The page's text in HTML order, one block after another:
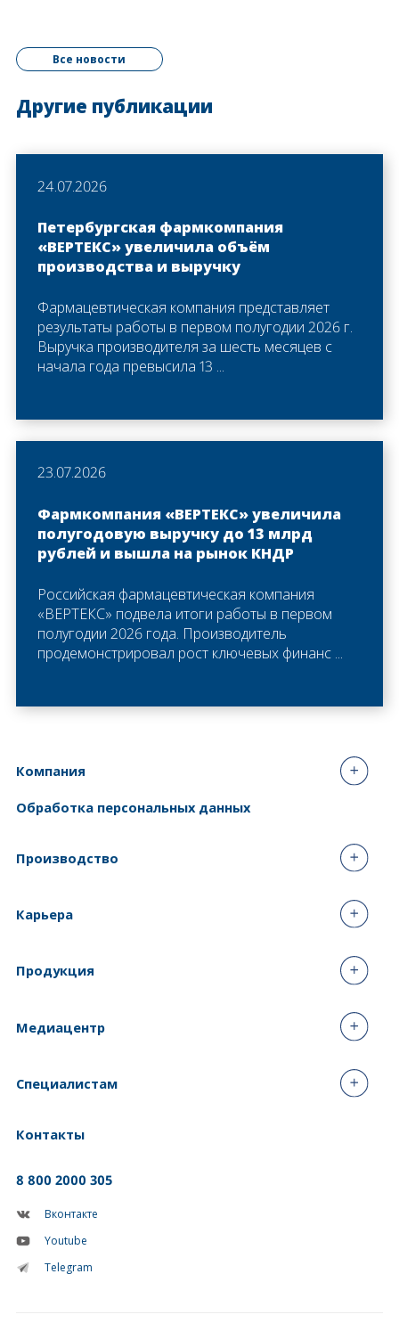
Все новости
Другие публикации
24.07.2026
Петербургская фармкомпания
«ВЕРТЕКС» увеличила объём
производства и выручку
Фармацевтическая компания представляет
результаты работы в первом полугодии 2026 г.
Выручка производителя за шесть месяцев с
начала года превысила 13 ...
23.07.2026
Фармкомпания «ВЕРТЕКС» увеличила
полугодовую выручку до 13 млрд
рублей и вышла на рынок КНДР
Российская фармацевтическая компания
«ВЕРТЕКС» подвела итоги работы в первом
полугодии 2026 года. Производитель
продемонстрировал рост ключевых финанс ...
Компания
Обработка персональных данных
Производство
Карьера
8 800 2000 305
Вконтакте
Youtube
Telegram
Продукция
Медиацентр
Специалистам
Контакты